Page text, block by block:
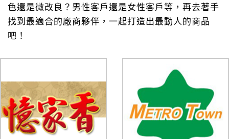
色還是微改良？男性客戶還是女性客戶等，再去著手
找到最適合的廠商夥伴，一起打造出最動人的商品
吧！